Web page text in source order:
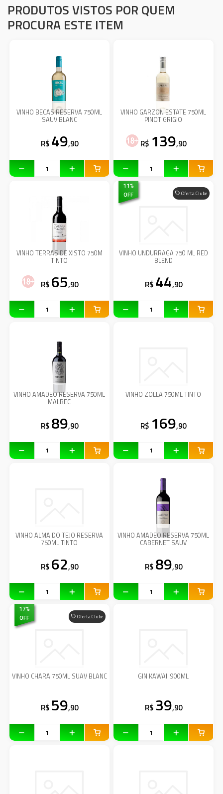
PRODUTOS VISTOS POR QUEM
PROCURA ESTE ITEM
VINHO BECAS RESERVA 750ML
SAUV BLANC
R$ 49,90
VINHO GARZON ESTATE 750ML
PINOT GRIGIO
R$ 139,90
VINHO TERRAS DE XISTO 750M
TINTO
R$ 65,90
Oferta Clube
11%
OFF
VINHO UNDURRAGA 750 ML RED
BLEND
R$ 44,90
VINHO AMADEO RESERVA 750ML
MALBEC
R$ 89,90
VINHO ZOLLA 750ML TINTO
R$ 169,90
VINHO ALMA DO TEJO RESERVA
750ML TINTO
R$ 62,90
VINHO AMADEO RESERVA 750ML
CABERNET SAUV
R$ 89,90
Oferta Clube
17%
OFF
VINHO CHARA 750ML SUAV BLANC
R$ 59,90
GIN KAWAII 900ML
R$ 39,90